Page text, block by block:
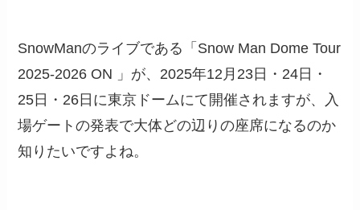
SnowManのライブである「Snow Man Dome Tour
2025-2026 ON 」が、2025年12月23日・24日・
25日・26日に東京ドームにて開催されますが、入
場ゲートの発表で大体どの辺りの座席になるのか
知りたいですよね。